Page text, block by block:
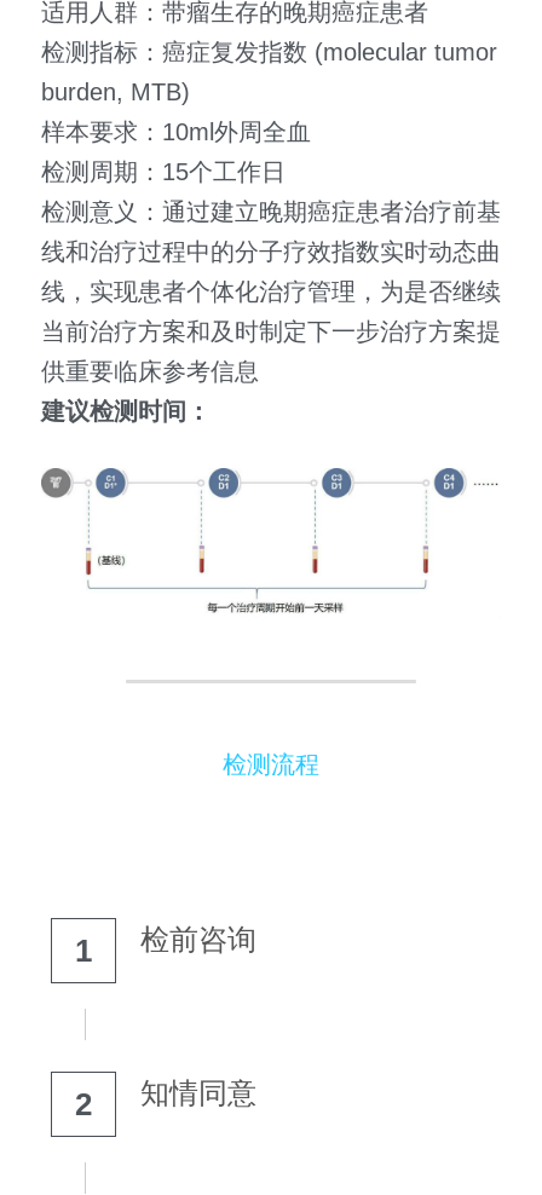
适用人群：带瘤生存的晚期癌症患者
检测指标：癌症复发指数 (molecular tumor
burden, MTB)
样本要求：10ml外周全血
检测周期：15个工作日
检测意义：通过建立晚期癌症患者治疗前基
线和治疗过程中的分子疗效指数实时动态曲
线，实现患者个体化治疗管理，为是否继续
当前治疗方案和及时制定下一步治疗方案提
供重要临床参考信息
建议检测时间：
检测流程
1 检前咨询
2 知情同意